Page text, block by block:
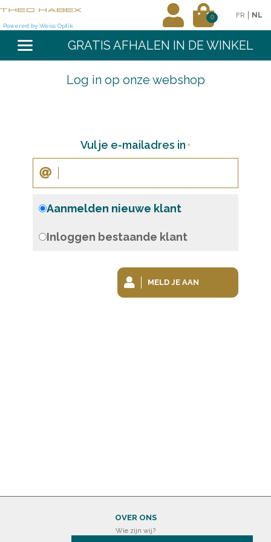
Powered by Weiss Optik
0 FR | NL
GRATIS AFHALEN IN DE WINKEL
Log in op onze webshop
Vul je e-mailadres in
Aanmelden nieuwe klant
Inloggen bestaande klant
MELD JE AAN
OVER ONS
Wie zijn wij?